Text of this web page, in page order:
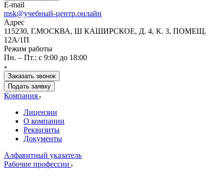
E-mail
msk@учебный-центр.онлайн
Адрес
115230, Г.МОСКВА, Ш КАШИРСКОЕ, Д. 4, К. 3, ПОМЕЩ.
12А/1П
Режим работы
Пн. – Пт.: с 9:00 до 18:00
Заказать звонок
Подать заявку
Компания
Лицензии
О компании
Реквизиты
Документы
Алфавитный указатель
Рабочие профессии